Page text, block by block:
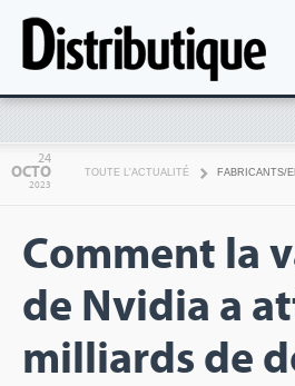
24
OCTO
2023
TOUTE L'ACTUALITÉ FABRICANTS/
Comment la
de Nvidia a
milliards de